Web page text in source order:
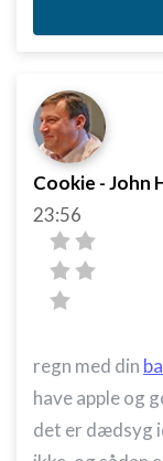
Cookie - John
23:56
regn med din
have apple og
det er dædsyg